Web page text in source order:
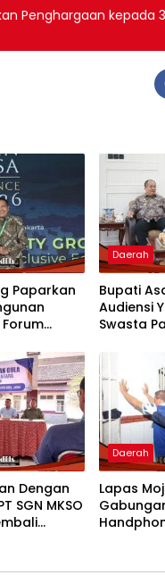
Penghargaan kepada
Paparkan
Daerah
Bupati
Audiensi
Swasta
Grace
Dengan
SGN MKSO
Daerah
Lapas